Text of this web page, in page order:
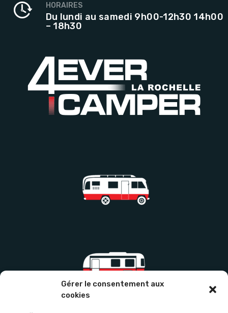
Gérer le consentement aux
cookies
HORAIRES
Du lundi au samedi 9h00-12h30 14h00
– 18h30